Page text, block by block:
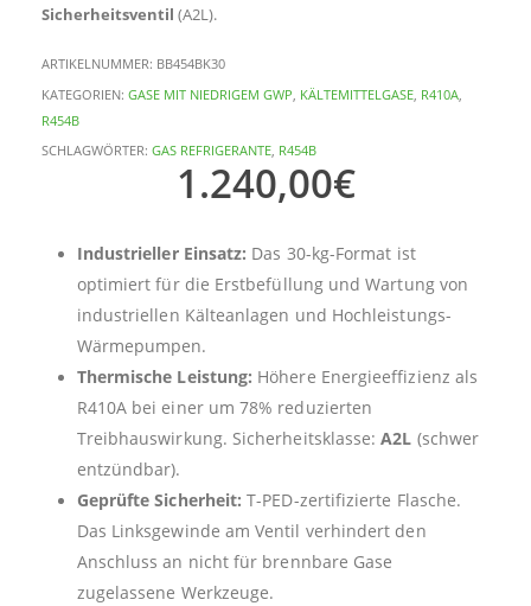
Sicherheitsventil (A2L).
ARTIKELNUMMER: BB454BK30
KATEGORIEN: GASE MIT NIEDRIGEM GWP KÄLTEMITTELGASE R410A
R454B
SCHLAGWÖRTER: GAS REFRIGERANTE, R454B
1.240,00€
Industrieller Einsatz: Das 30-kg-Format ist
optimiert für die Erstbefüllung und Wartung von
industriellen Kälteanlagen und Hochleistungs-
Wärmepumpen.
Thermische Leistung: Höhere Energieeffizienz als
R410A bei einer um 78% reduzierten
Treibhauswirkung. Sicherheitsklasse:A2L (schwer
entzündbar).
Geprüfte Sicherheit: T-PED-zertifizierte Flasche.
Das Linksgewinde am Ventil verhindert den
Anschluss an nicht für brennbare Gase
zugelassene Werkzeuge.